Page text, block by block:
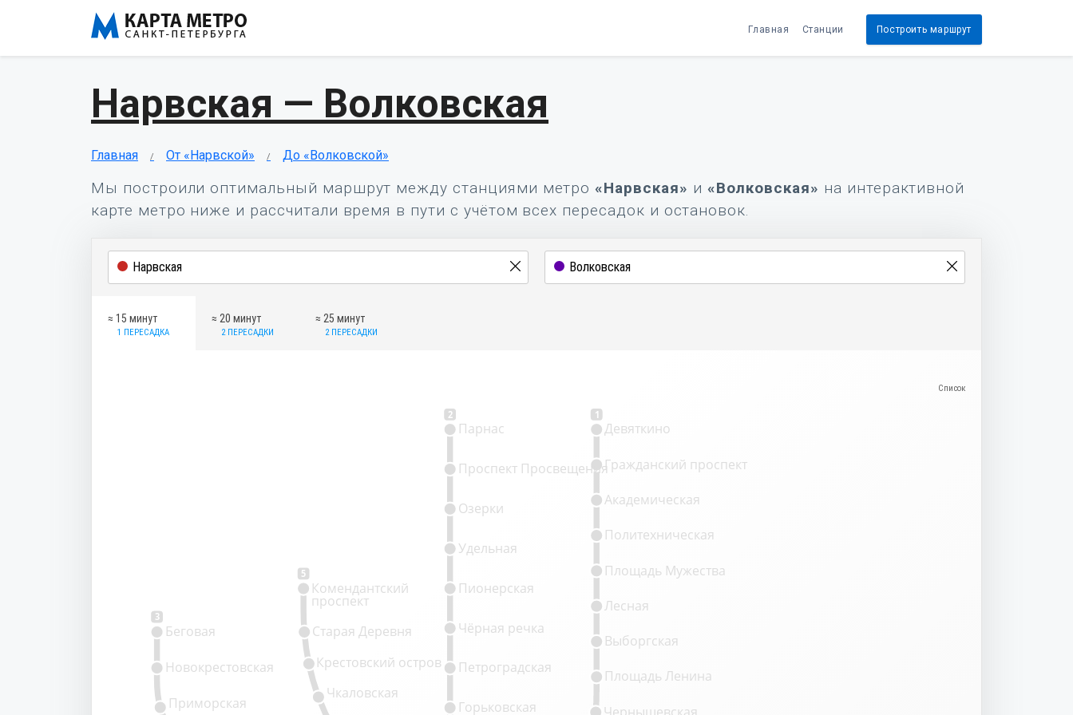
Главная Станции Построить маршрут
Нарвская — Волковская
Главная От «Нарвской» До «Волковской»
Мы построили оптимальный маршрут между станциями метро«Нарвская» и «Волковская» на интерактивной
карте метро ниже и рассчитали время в пути с учётом всех пересадок и остановок.
≈ 15 минут
1 ПЕРЕСАДКА
≈ 20 минут
2 ПЕРЕСАДКИ
≈ 25 минут
2 ПЕРЕСАДКИ
3
5
2 1
Приморская
Чкаловская
Крестовский остров
Старая Деревня
Комендантский
проспект
Горьковская
Петроградская
Чёрная речка
Пионерская
Удельная
Озерки
Проспект Просвещения
Парнас
Чернышевская
Площадь Ленина
Выборгская
Лесная
Площадь Мужества
Политехническая
Академическая
Гражданский проспект
Девяткино
Новокрестовская
Беговая